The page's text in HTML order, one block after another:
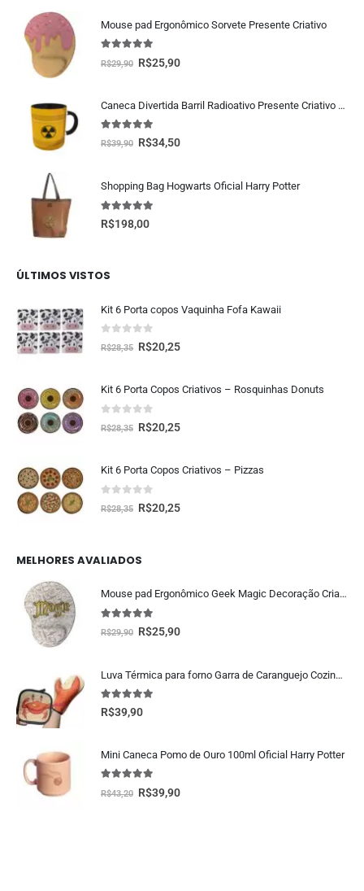
Mouse pad Ergonômico Sorvete Presente Criativo
fora de 5
R$29,90 R$25,90
Caneca Divertida Barril Radioativo Presente Criativo Geek
5.00 fora de 5
R$39,90 R$34,50
Shopping Bag Hogwarts Oficial Harry Potter
5.00 fora de 5
R$198,00
ÚLTIMOS VISTOS
Kit 6 Porta copos Vaquinha Fofa Kawaii
fora de 5
R$28,35 R$20,25
Kit 6 Porta Copos Criativos – Rosquinhas Donuts
fora de 5
R$28,35 R$20,25
Kit 6 Porta Copos Criativos – Pizzas
fora de 5
R$28,35 R$20,25
MELHORES AVALIADOS
Mouse pad Ergonômico Geek Magic Decoração Criativa
fora de 5
R$29,90 R$25,90
Luva Térmica para forno Garra de Caranguejo Cozinha Criativa
5.00fora de 5
R$39,90
Mini Caneca Pomo de Ouro 100ml Oficial Harry Potter
fora de 5
R$43,20 R$39,90